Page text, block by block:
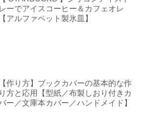
レーでアイスコーヒー＆カフェオレ
【アルファベット製氷皿】
【作り方】ブックカバーの基本的な作
り方と応用【型紙／布製しおり付きカ
ー／文庫本カバー／ハンドメイド】